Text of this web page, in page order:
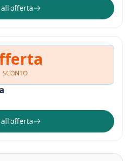
all'offerta
SCONTO
all'offerta